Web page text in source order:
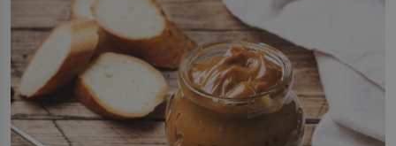
nedostane. Až jednou se na letišti
ozve věta, která změní […]